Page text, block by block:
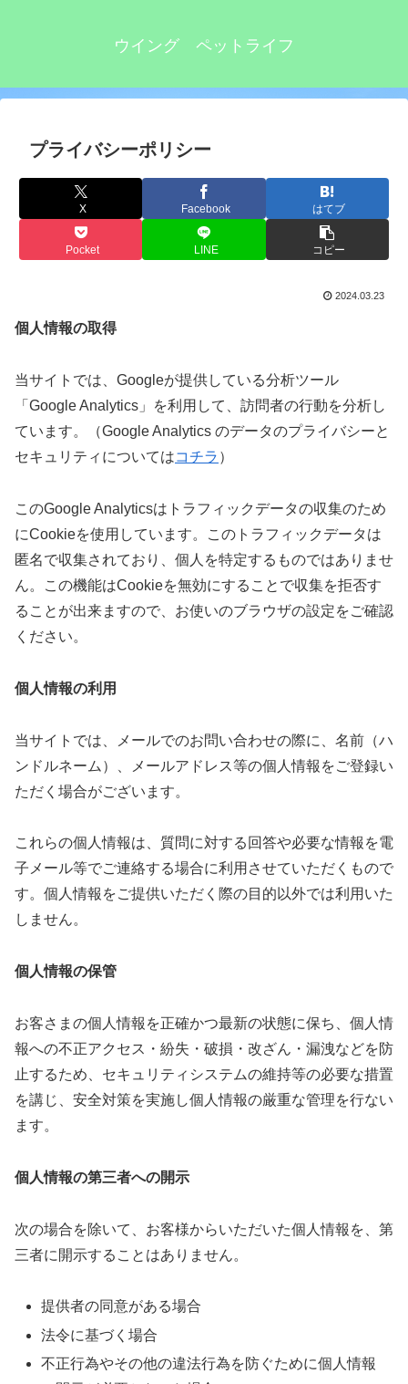
ウイング ペットライフ
プライバシーポリシー
X Facebook はてブ
Pocket LINE コピー
2024.03.23
個人情報の取得
当サイトでは、Googleが提供している分析ツール
「Google Analytics」を利用して、訪問者の行動を分析し
ています。（Google Analytics のデータのプライバシーと
セキュリティについてはコチラ ）
このGoogle Analyticsはトラフィックデータの収集のため
にCookieを使用しています。このトラフィックデータは
匿名で収集されており、個人を特定するものではありませ
ん。この機能はCookieを無効にすることで収集を拒否す
ることが出来ますので、お使いのブラウザの設定をご確認
ください。
個人情報の利用
当サイトでは、メールでのお問い合わせの際に、名前（ハ
ンドルネーム）、メールアドレス等の個人情報をご登録い
ただく場合がございます。
これらの個人情報は、質問に対する回答や必要な情報を電
子メール等でご連絡する場合に利用させていただくもので
す。個人情報をご提供いただく際の目的以外では利用いた
しません。
個人情報の保管
お客さまの個人情報を正確かつ最新の状態に保ち、個人情
報への不正アクセス・紛失・破損・改ざん・漏洩などを防
止するため、セキュリティシステムの維持等の必要な措置
を講じ、安全対策を実施し個人情報の厳重な管理を行ない
ます。
個人情報の第三者への開示
次の場合を除いて、お客様からいただいた個人情報を、第
三者に開示することはありません。
提供者の同意がある場合
法令に基づく場合
不正行為やその他の違法行為を防ぐために個人情報